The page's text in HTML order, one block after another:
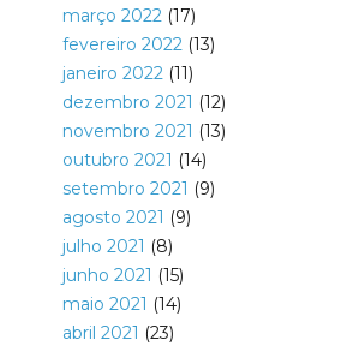
março 2022(17)
fevereiro 2022(13)
janeiro 2022(11)
dezembro 2021 (12)
novembro 2021 (13)
outubro 2021 (14)
setembro 2021 (9)
agosto 2021 (9)
julho 2021 (8)
junho 2021 (15)
maio 2021 (14)
abril 2021 (23)